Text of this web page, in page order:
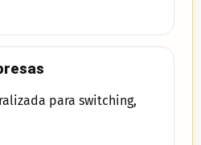
para switching,